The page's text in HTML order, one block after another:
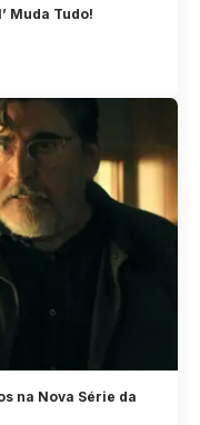
Muda Tudo!
na Nova Série da